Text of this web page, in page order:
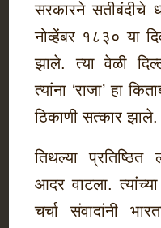
सरकारने सतीबंदीचे
नोव्हेंबर १८३० या
झाले. त्या वेळी
त्यांना ‘राजा’ हा
ठिकाणी सत्कार झाले.
तिथल्या प्रतिष्ठित
आदर वाटला.
चर्चा संवादांनी